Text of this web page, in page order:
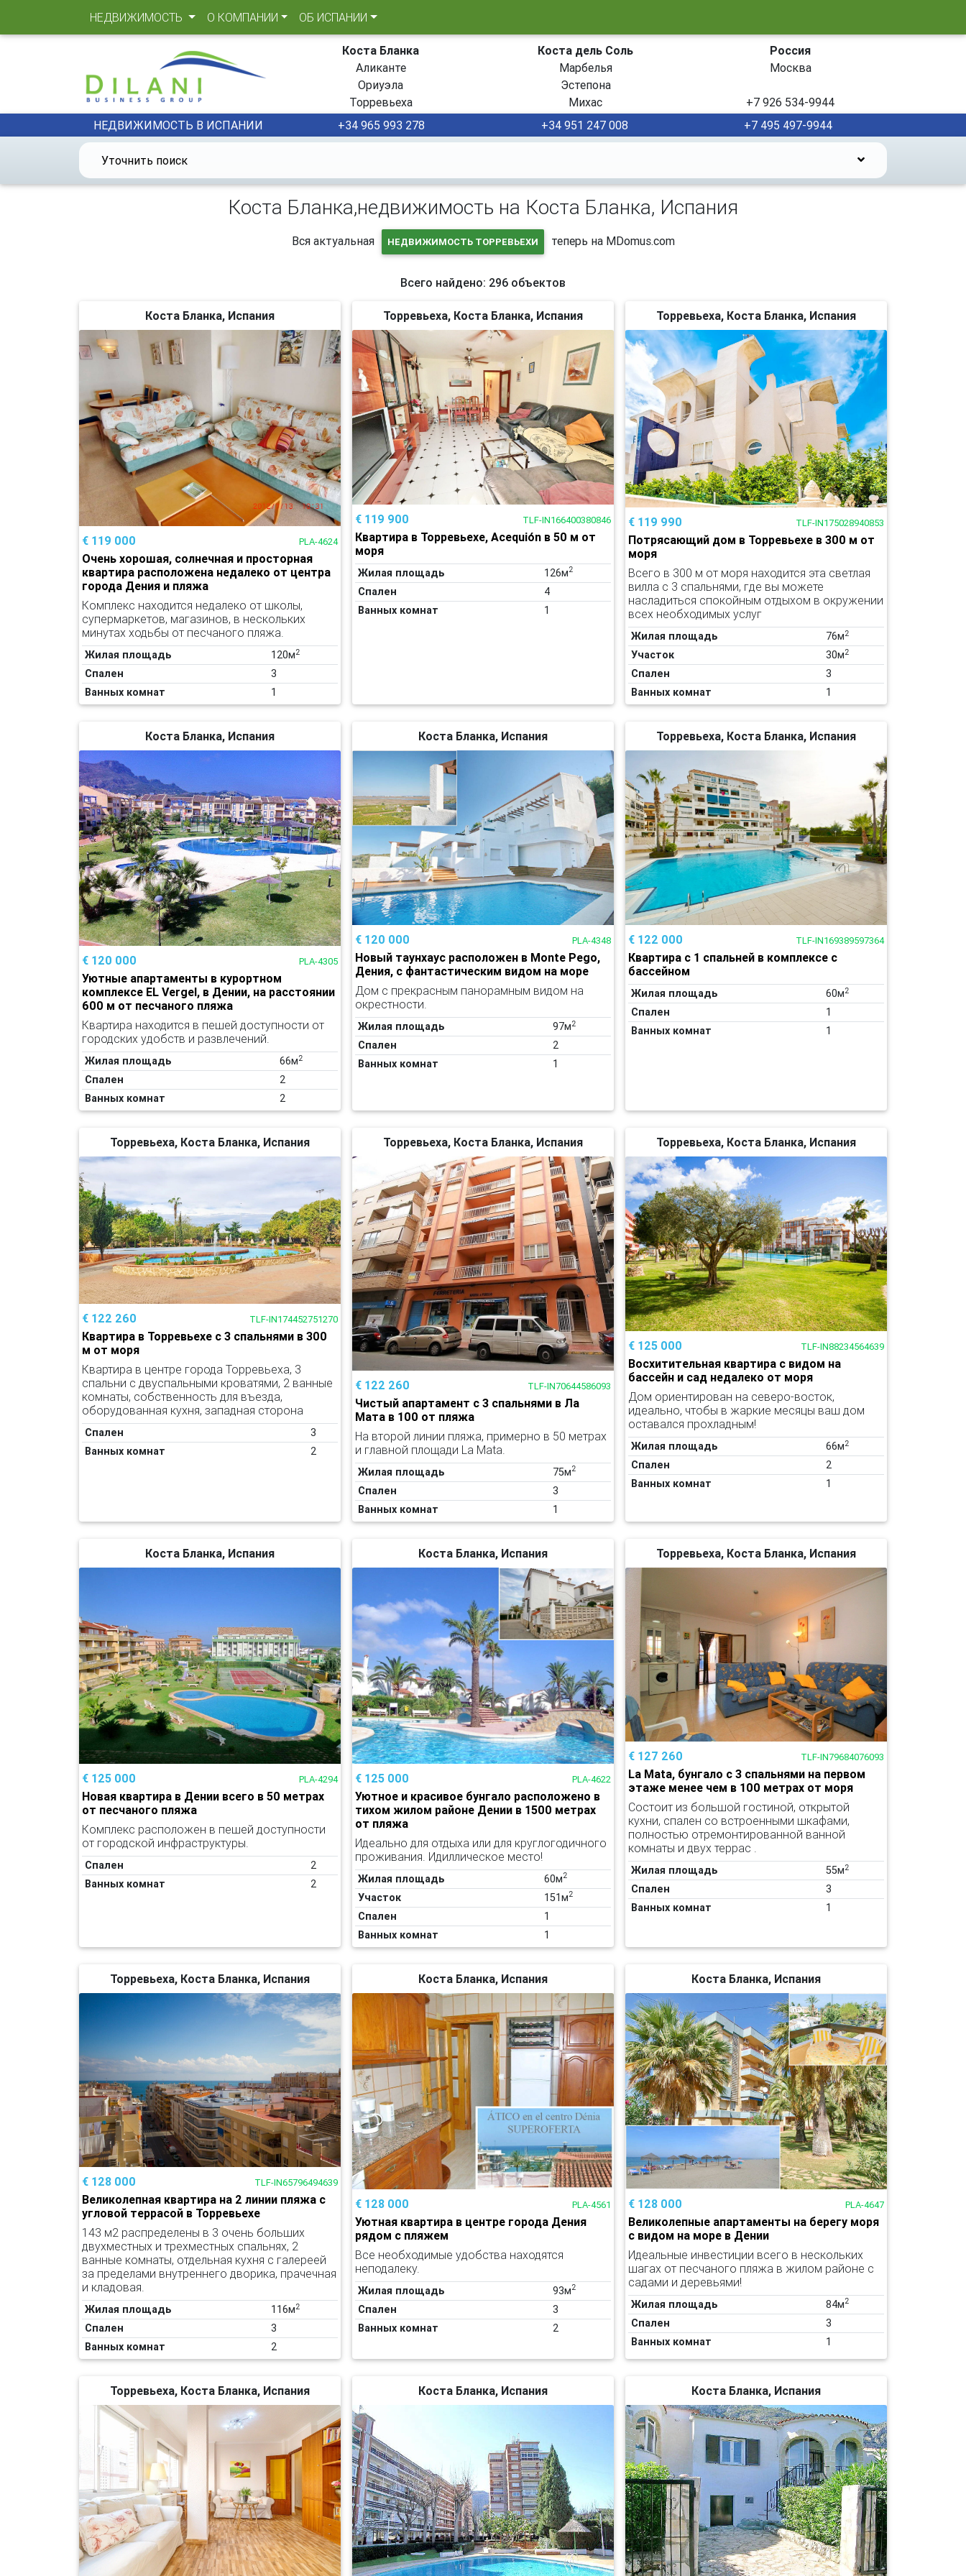
НЕДВИЖИМОСТЬ (CURRENT)
О КОМПАНИИ ОБ ИСПАНИИ
Коста Бланка
Аликанте
Ориуэла
Торревьеха
Коста дель Соль
Марбелья
Эстепона
Михас
Россия
Москва
+7 926 534-9944
НЕДВИЖИМОСТЬ В ИСПАНИИ
+34 965 993 278 +34 951 247 008 +7 495 497-9944
Уточнить поиск
Коста Бланка,недвижимость на Коста Бланка, Испания
Вся актуальная НЕДВИЖИМОСТЬ ТОРРЕВЬЕХИ теперь на MDomus.com
Всего найдено: 296 объектов
Коста Бланка, Испания
€ 119 000 PLA-4624
Очень хорошая, солнечная и просторная
квартира расположена недалеко от центра
города Дения и пляжа
Комплекс находится недалеко от школы,
супермаркетов, магазинов, в нескольких
минутах ходьбы от песчаного пляжа.
Жилая площадь 120м2
Спален
3
Ванных комнат
1
Торревьеха, Коста Бланка, Испания
€ 119 900 TLF-IN166400380846
Квартира в Торревьехе, Acequión в 50 м от
моря
Жилая площадь 126м2
Спален
4
Ванных комнат
1
Торревьеха, Коста Бланка, Испания
€ 119 990 TLF-IN175028940853
Потрясающий дом в Торревьехе в 300 м от
моря
Всего в 300 м от моря находится эта светлая
вилла с 3 спальнями, где вы можете
насладиться спокойным отдыхом в окружении
всех необходимых услуг
Жилая площадь 76м2
Участок 30м2
Спален
3
Ванных комнат
1
Коста Бланка, Испания
€ 120 000 PLA-4305
Уютные апартаменты в курортном
комплексе EL Vergel, в Дении, на расстоянии
600 м от песчаного пляжа
Квартира находится в пешей доступности от
городских удобств и развлечений.
Жилая площадь 66м2
Спален
2
Ванных комнат
2
Коста Бланка, Испания
€ 120 000 PLA-4348
Новый таунхаус расположен в Monte Pego,
Дения, с фантастическим видом на море
Дом с прекрасным панорамным видом на
окрестности.
Жилая площадь 97м2
Спален
2
Ванных комнат
1
Торревьеха, Коста Бланка, Испания
€ 122 000 TLF-IN169389597364
Квартира с 1 спальней в комплексе с
бассейном
Жилая площадь 60м2
Спален
1
Ванных комнат
1
Торревьеха, Коста Бланка, Испания
€ 122 260 TLF-IN174452751270
Квартира в Торревьехе с 3 спальнями в 300
м от моря
Квартира в центре города Торревьеха, 3
спальни с двуспальными кроватями, 2 ванные
комнаты, собственность для въезда,
оборудованная кухня, западная сторона
Спален
3
Ванных комнат
2
Торревьеха, Коста Бланка, Испания
€ 122 260 TLF-IN70644586093
Чистый апартамент с 3 спальнями в Ла
Мата в 100 от пляжа
На второй линии пляжа, примерно в 50 метрах
и главной площади La Mata.
Жилая площадь 75м2
Спален
3
Ванных комнат
1
Торревьеха, Коста Бланка, Испания
€ 125 000 TLF-IN88234564639
Восхитительная квартира с видом на
бассейн и сад недалеко от моря
Дом ориентирован на северо-восток,
идеально, чтобы в жаркие месяцы ваш дом
оставался прохладным!
Жилая площадь 66м2
Спален
2
Ванных комнат
1
Коста Бланка, Испания
€ 125 000 PLA-4294
Новая квартира в Дении всего в 50 метрах
от песчаного пляжа
Комплекс расположен в пешей доступности
от городской инфраструктуры.
Спален
2
Ванных комнат
2
Коста Бланка, Испания
€ 125 000 PLA-4622
Уютное и красивое бунгало расположено в
тихом жилом районе Дении в 1500 метрах
от пляжа
Идеально для отдыха или для круглогодичного
проживания. Идиллическое место!
Жилая площадь 60м2
Участок 151м2
Спален
1
Ванных комнат
1
Торревьеха, Коста Бланка, Испания
€ 127 260 TLF-IN79684076093
La Mata, бунгало с 3 спальнями на первом
этаже менее чем в 100 метрах от моря
Состоит из большой гостиной, открытой
кухни, спален со встроенными шкафами,
полностью отремонтированной ванной
комнаты и двух террас .
Жилая площадь 55м2
Спален
3
Ванных комнат
1
Торревьеха, Коста Бланка, Испания
€ 128 000 TLF-IN65796494639
Великолепная квартира на 2 линии пляжа с
угловой террасой в Торревьехе
143 м2 распределены в 3 очень больших
двухместных и трехместных спальнях, 2
ванные комнаты, отдельная кухня с галереей
за пределами внутреннего дворика, прачечная
и кладовая.
Жилая площадь 116м2
Спален
3
Ванных комнат
2
Коста Бланка, Испания
€ 128 000 PLA-4561
Уютная квартира в центре города Дения
рядом с пляжем
Все необходимые удобства находятся
неподалеку.
Жилая площадь 93м2
Спален
3
Ванных комнат
2
Коста Бланка, Испания
€ 128 000 PLA-4647
Великолепные апартаменты на берегу моря
с видом на море в Дении
Идеальные инвестиции всего в нескольких
шагах от песчаного пляжа в жилом районе с
садами и деревьями!
Жилая площадь 84м2
Спален
3
Ванных комнат
1
Торревьеха, Коста Бланка, Испания Коста Бланка, Испания Коста Бланка, Испания